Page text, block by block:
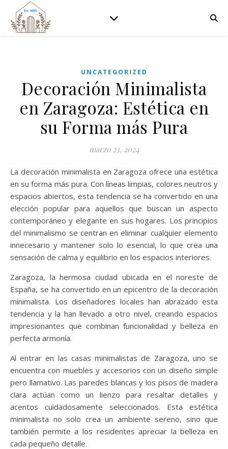
UNCATEGORIZED
Decoración Minimalista
en Zaragoza: Estética en
su Forma más Pura
marzo 23, 2024
La decoración minimalista en Zaragoza ofrece una estética
en su forma más pura. Con líneas limpias, colores neutros y
espacios abiertos, esta tendencia se ha convertido en una
elección popular para aquellos que buscan un aspecto
contemporáneo y elegante en sus hogares. Los principios
del minimalismo se centran en eliminar cualquier elemento
innecesario y mantener solo lo esencial, lo que crea una
sensación de calma y equilibrio en los espacios interiores.
Zaragoza, la hermosa ciudad ubicada en el noreste de
España, se ha convertido en un epicentro de la decoración
minimalista. Los diseñadores locales han abrazado esta
tendencia y la han llevado a otro nivel, creando espacios
impresionantes que combinan funcionalidad y belleza en
perfecta armonía.
Al entrar en las casas minimalistas de Zaragoza, uno se
encuentra con muebles y accesorios con un diseño simple
pero llamativo. Las paredes blancas y los pisos de madera
clara actúan como un lienzo para resaltar detalles y
acentos cuidadosamente seleccionados. Esta estética
minimalista no solo crea un ambiente sereno, sino que
también permite a los residentes apreciar la belleza en
cada pequeño detalle.